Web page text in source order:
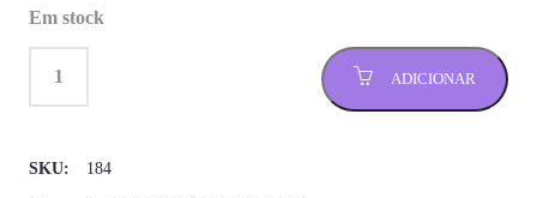
Em stock
ADICIONAR
SKU: 184